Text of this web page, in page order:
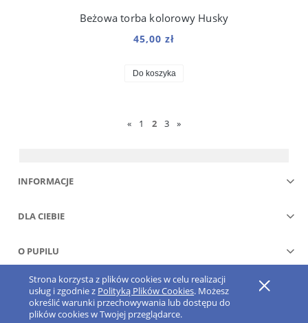
Strona korzysta z plików cookies w celu realizacji
usług i zgodnie z Polityką Plików Cookies. Możesz
określić warunki przechowywania lub dostępu do
plików cookies w Twojej przeglądarce.
Beżowa torba kolorowy Husky
45,00 zł
Do koszyka
« 1 2 3 »
INFORMACJE
DLA CIEBIE
O PUPILU
Pokaż pełną wersję strony
Sklep internetowy Shoper.pl